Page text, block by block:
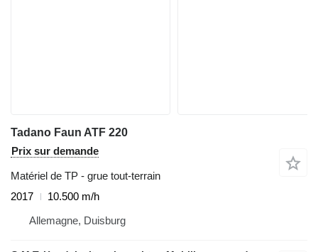
Tadano Faun ATF 220
Prix sur demande
Matériel de TP - grue tout-terrain
2017
10.500 m/h
Allemagne, Duisburg